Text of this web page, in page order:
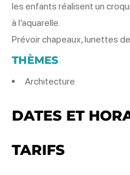
les enfants réalisent un
à l’aquarelle.
Prévoir chapeaux, lunettes
THÈMES
Architecture
DATES ET
TARIFS